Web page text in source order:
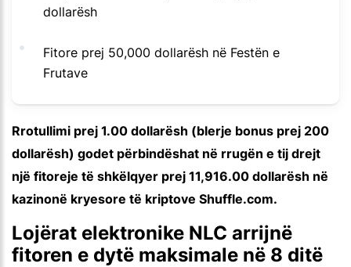
dollarësh
Fitore prej 50,000 dollarësh në Festën e
Frutave
Rrotullimi prej 1.00 dollarësh (blerje bonus prej 200
dollarësh) godet përbindëshat në rrugën e tij drejt
një fitoreje të shkëlqyer prej 11,916.00 dollarësh në
kazinonë kryesore të kriptove Shuffle.com.
Lojërat elektronike NLC arrijnë
fitoren e dytë maksimale në 8 ditë